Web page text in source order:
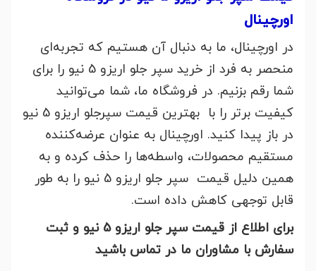
اورچینال
در اورچینال، ما به دنبال آن هستیم که تجربه‌ای
منحصر به فرد از خرید سپر جلو اریزو 5 نیو را برای
شما رقم بزنیم. در فروشگاه ما، شما می‌توانید
کیفیت برتر را با بهترین قیمت‌ سپرجلو اریزو 5 نیو
در باز پیدا کنید. اورچینال به عنوان عرضه‌کننده
مستقیم محصولات، واسطه‌ها را حذف کرده و به
همین دلیل قیمت‌ سپر جلو اریزو 5 نیو را به طور
قابل توجهی کاهش داده است.
برای اطلاع از قیمت سپر جلو اریزو 5 نیو و ثبت
سفارش با مشاوران ما در تماس باشید